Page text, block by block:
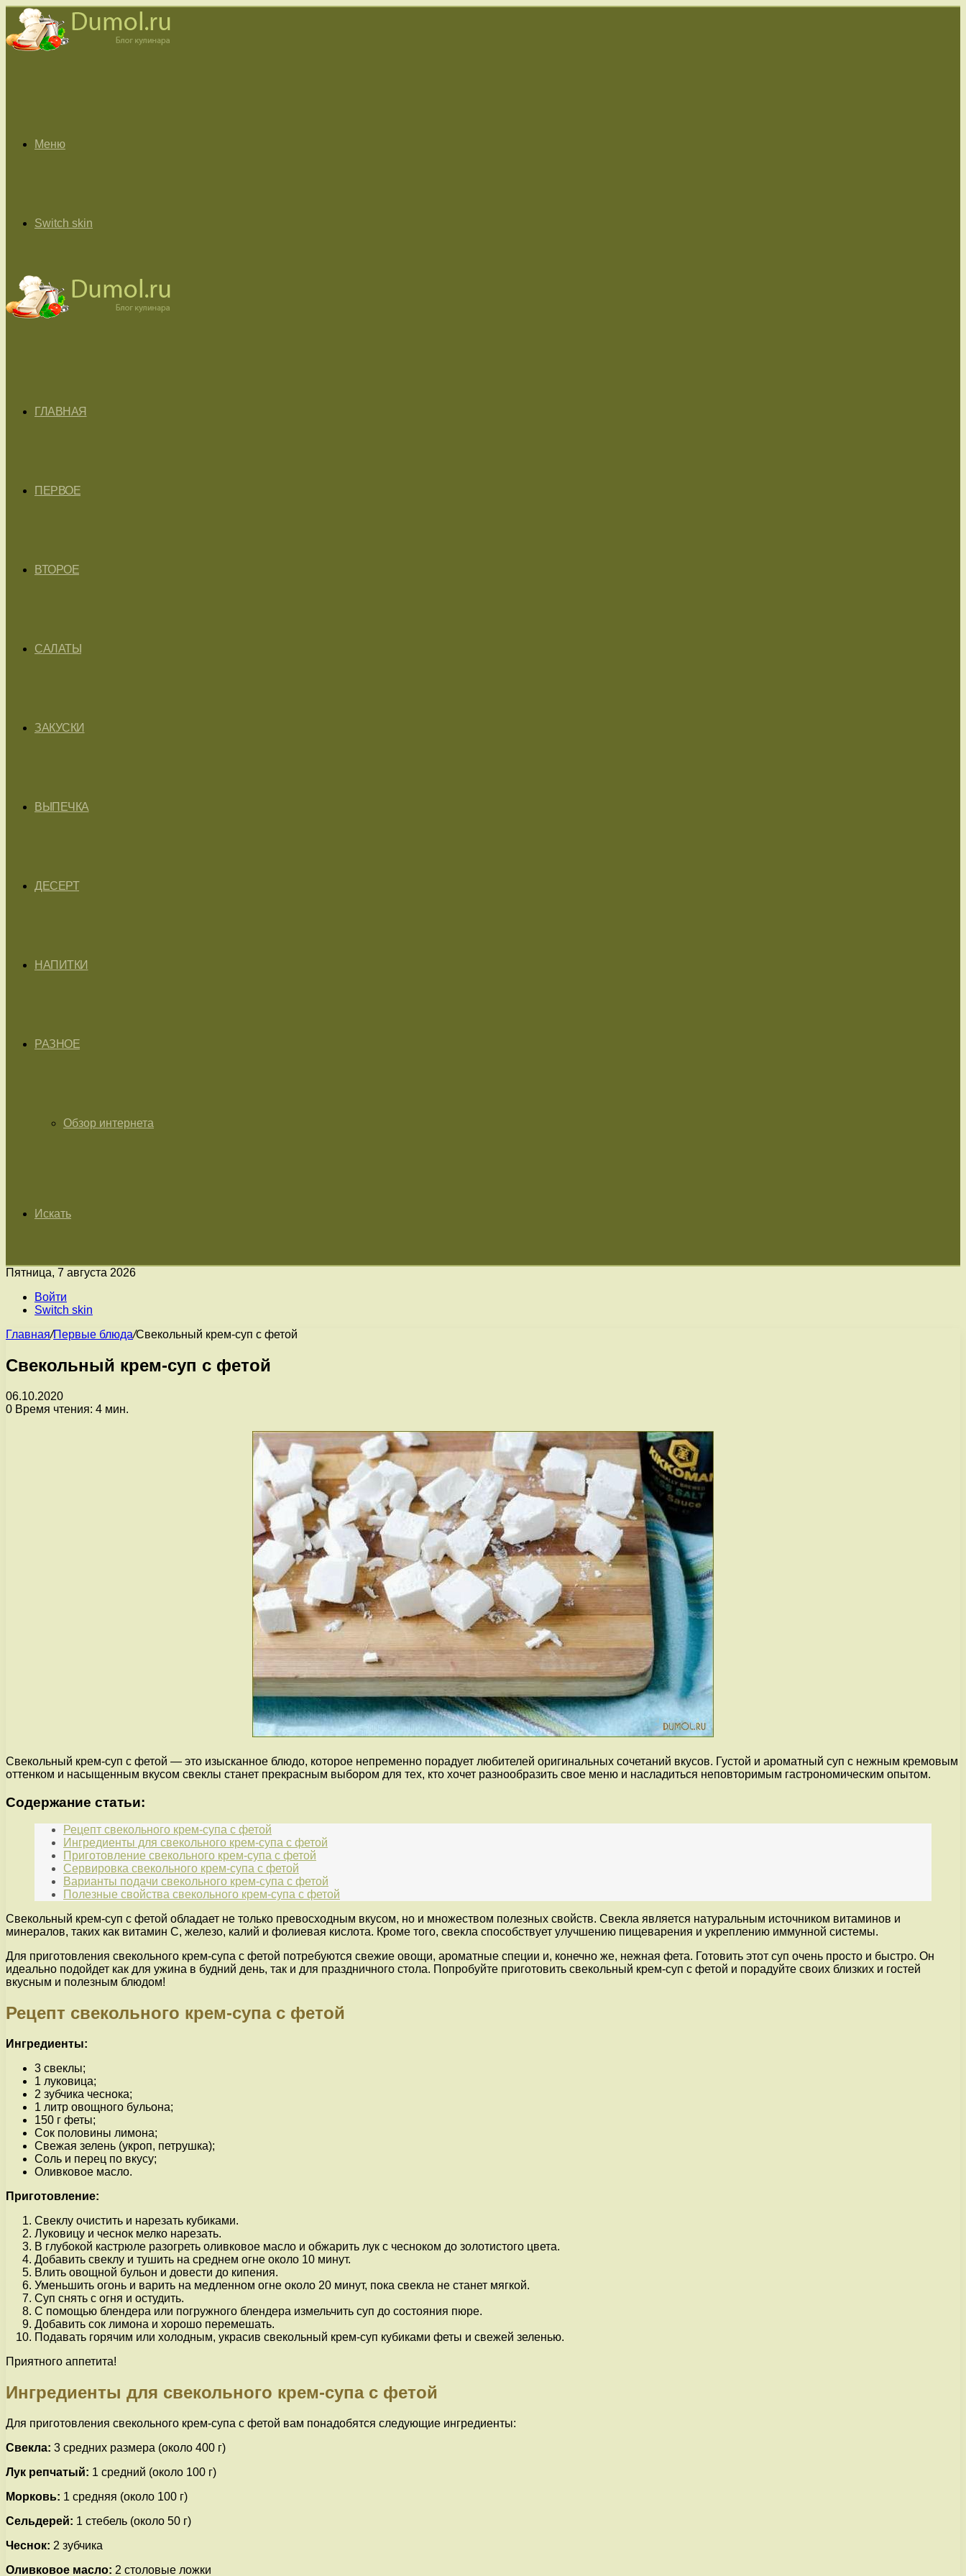
Меню
Switch skin
ГЛАВНАЯ
ПЕРВОЕ
ВТОРОЕ
САЛАТЫ
ЗАКУСКИ
ВЫПЕЧКА
ДЕСЕРТ
НАПИТКИ
РАЗНОЕ
Обзор интернета
Искать
Пятница, 7 августа 2026
Войти
Switch skin
Главная/Первые блюда/Свекольный крем-суп с фетой
Свекольный крем-суп с фетой
06.10.2020
0 Время чтения: 4 мин.
Свекольный крем-суп с фетой — это изысканное блюдо, которое непременно порадует любителей оригинальных сочетаний вкусов. Густой и ароматный суп с нежным кремовым
оттенком и насыщенным вкусом свеклы станет прекрасным выбором для тех, кто хочет разнообразить свое меню и насладиться неповторимым гастрономическим опытом.
Содержание статьи:
Рецепт свекольного крем-супа с фетой
Ингредиенты для свекольного крем-супа с фетой
Приготовление свекольного крем-супа с фетой
Сервировка свекольного крем-супа с фетой
Варианты подачи свекольного крем-супа с фетой
Полезные свойства свекольного крем-супа с фетой
Свекольный крем-суп с фетой обладает не только превосходным вкусом, но и множеством полезных свойств. Свекла является натуральным источником витаминов и
минералов, таких как витамин С, железо, калий и фолиевая кислота. Кроме того, свекла способствует улучшению пищеварения и укреплению иммунной системы.
Для приготовления свекольного крем-супа с фетой потребуются свежие овощи, ароматные специи и, конечно же, нежная фета. Готовить этот суп очень просто и быстро. Он
идеально подойдет как для ужина в будний день, так и для праздничного стола. Попробуйте приготовить свекольный крем-суп с фетой и порадуйте своих близких и гостей
вкусным и полезным блюдом!
Рецепт свекольного крем-супа с фетой
Ингредиенты:
3 свеклы;
1 луковица;
2 зубчика чеснока;
1 литр овощного бульона;
150 г феты;
Сок половины лимона;
Свежая зелень (укроп, петрушка);
Соль и перец по вкусу;
Оливковое масло.
Приготовление:
Свеклу очистить и нарезать кубиками.
Луковицу и чеснок мелко нарезать.
В глубокой кастрюле разогреть оливковое масло и обжарить лук с чесноком до золотистого цвета.
Добавить свеклу и тушить на среднем огне около 10 минут.
Влить овощной бульон и довести до кипения.
Уменьшить огонь и варить на медленном огне около 20 минут, пока свекла не станет мягкой.
Суп снять с огня и остудить.
С помощью блендера или погружного блендера измельчить суп до состояния пюре.
Добавить сок лимона и хорошо перемешать.
Подавать горячим или холодным, украсив свекольный крем-суп кубиками феты и свежей зеленью.
Приятного аппетита!
Ингредиенты для свекольного крем-супа с фетой
Для приготовления свекольного крем-супа с фетой вам понадобятся следующие ингредиенты:
Свекла: 3 средних размера (около 400 г)
Лук репчатый: 1 средний (около 100 г)
Морковь: 1 средняя (около 100 г)
Сельдерей: 1 стебель (около 50 г)
Чеснок: 2 зубчика
Оливковое масло: 2 столовые ложки